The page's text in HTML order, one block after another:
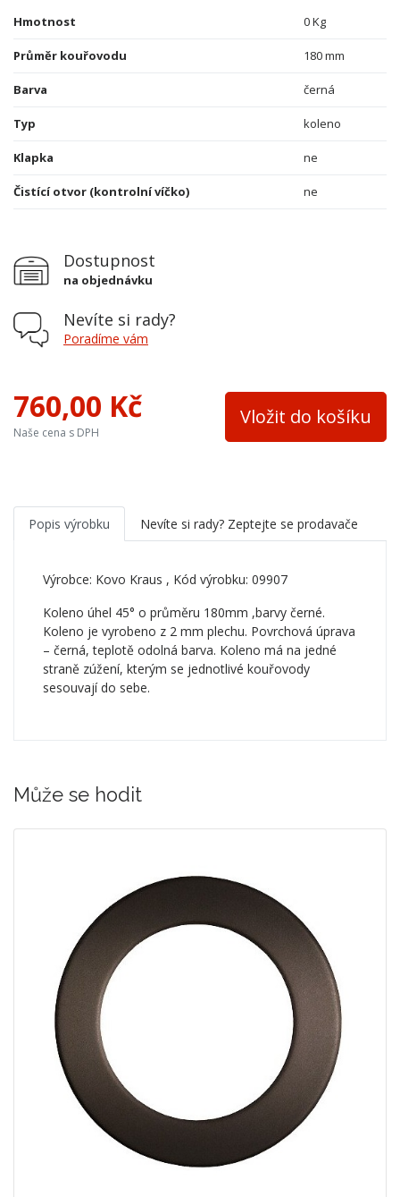
Hmotnost 0 Kg
Průměr kouřovodu 180 mm
Barva černá
Typ koleno
Klapka ne
Čistící otvor (kontrolní víčko) ne
Dostupnost
na objednávku
Nevíte si rady?
Poradíme vám
760,00 Kč
Naše cena s DPH
Vložit do košíku
Popis výrobku Nevíte si rady? Zeptejte se prodavače
Výrobce: Kovo Kraus , Kód výrobku: 09907
Koleno úhel 45° o průměru 180mm ,barvy černé.
Koleno je vyrobeno z 2 mm plechu. Povrchová úprava
– černá, teplotě odolná barva. Koleno má na jedné
straně zúžení, kterým se jednotlivé kouřovody
sesouvají do sebe.
Může se hodit